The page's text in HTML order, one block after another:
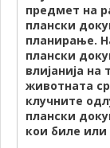
предмет на
плански
планирање.
плански
влијанија
животната
клучните
плански
кои биле